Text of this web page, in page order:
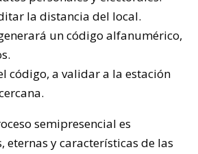
la distancia del local.
un código alfanumérico,
código, a validar a la estación
semipresencial es
eternas y características de las